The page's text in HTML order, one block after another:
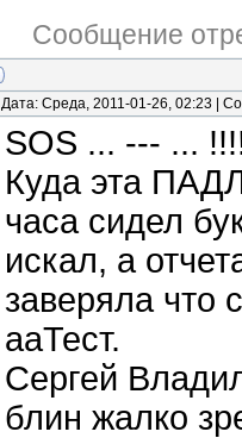
Сообщение
Дата: Среда, 2011-01-26, 02:23 |
SOS ... --- ...
Куда эта
часа сидел
искал, а
заверяла что
ааТест.
Сергей
блин жалко